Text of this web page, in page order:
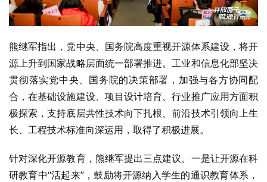
熊继军指出，党中央、国务院高度重视开源体系建设，将开
源上升到国家战略层面统一部署推进。工业和信息化部坚决
贯彻落实党中央、国务院的决策部署，加强与各方协同配
合，在基础设施建设、项目设计培育、行业推广应用方面积
极探索，支持底层共性技术向下扎根、前沿技术引领向上生
长、工程技术标准向深运用，取得了积极进展。
针对深化开源教育，熊继军提出三点建议。一是让开源在科
研教育中“活起来”，鼓励将开源纳入学生的通识教育体系，